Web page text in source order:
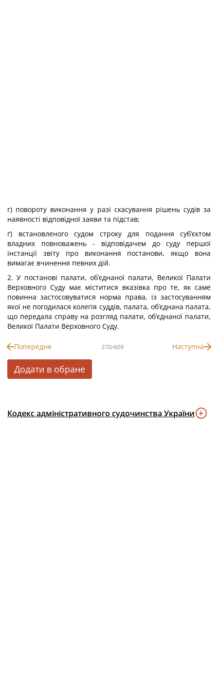
г) повороту виконання у разі скасування рішень судів за
наявності відповідної заяви та підстав;
ґ) встановленого судом строку для подання суб’єктом
владних повноважень - відповідачем до суду першої
інстанції звіту про виконання постанови, якщо вона
вимагає вчинення певних дій.
2. У постанові палати, об’єднаної палати, Великої Палати
Верховного Суду має міститися вказівка про те, як саме
повинна застосовуватися норма права, із застосуванням
якої не погодилася колегія суддів, палата, об’єднана палата,
що передала справу на розгляд палати, об’єднаної палати,
Великої Палати Верховного Суду.
Попередня 370/409 Наступна
Додати в обране
Кодекс адміністративного судочинства України